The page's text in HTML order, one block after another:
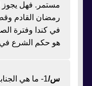
مستمر. فهل
رمضان القادم
هو حكم الشرع
س/1- ما هي الجنابة؟